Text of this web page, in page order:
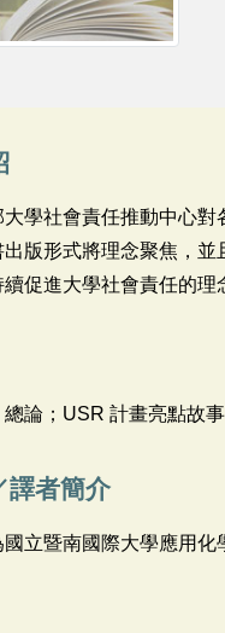
大學社會責任推動中心
出版形式將理念聚焦，
續促進大學社會責任的
總論；USR 計畫亮點故
譯者簡介
立暨南國際大學應用